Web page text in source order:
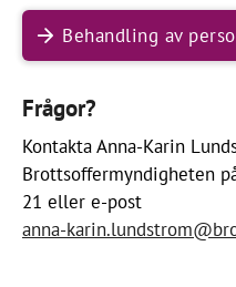
Behandling av
Frågor?
Kontakta Anna-Karin
Brottsoffermyndigheten
21 eller e-post
anna-